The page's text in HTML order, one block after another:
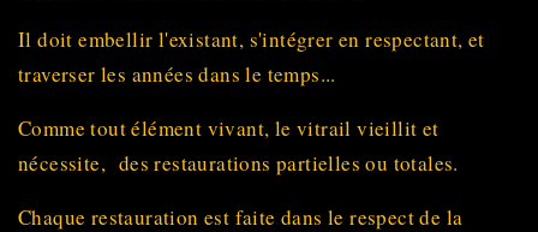
Il doit embellir l'existant, s'intégrer en respectant, et
traverser les années dans le temps...
Comme tout élément vivant, le vitrail vieillit et
nécessite, des restaurations partielles ou totales.
Chaque restauration est faite dans le respect de la